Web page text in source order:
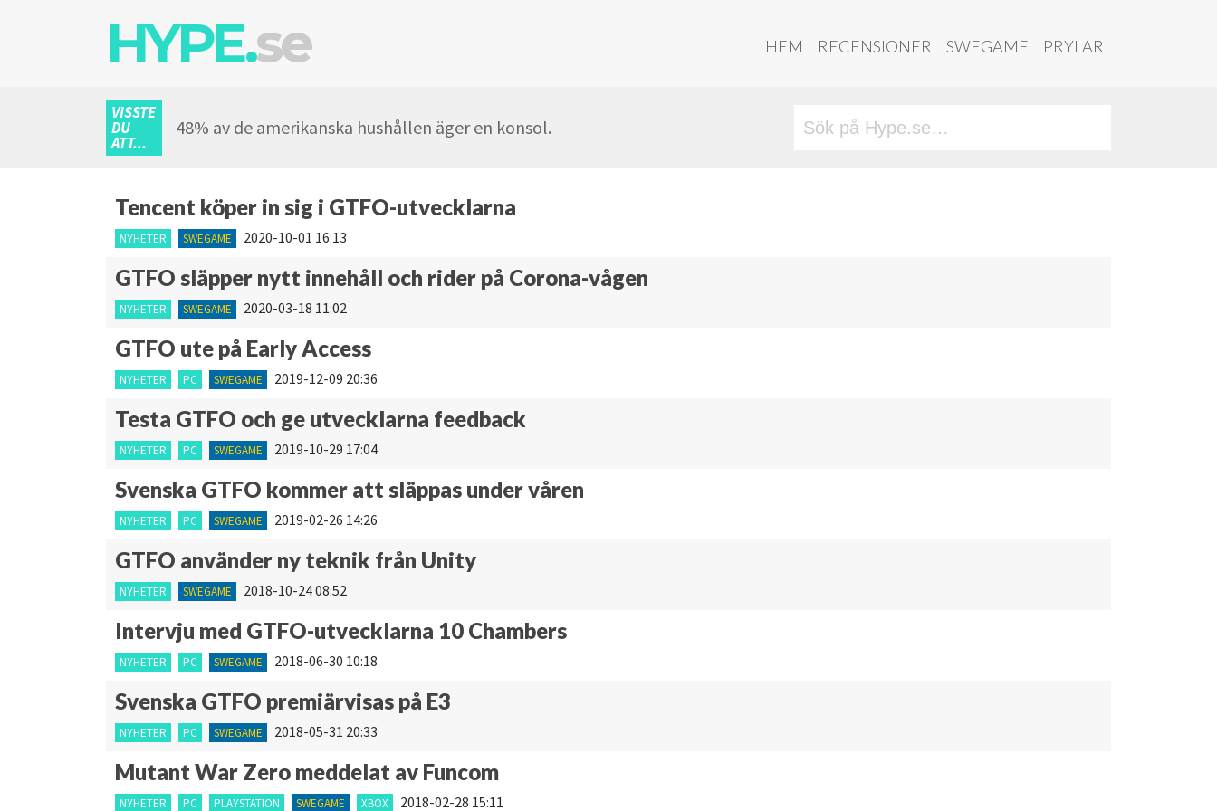
HYPE.se HEM RECENSIONER SWEGAME PRYLAR
VISSTE
DU
ATT...
48% av de amerikanska hushållen äger en konsol.
Tencent köper in sig i GTFO-utvecklarna
NYHETER SWEGAME 2020-10-01 16:13
GTFO släpper nytt innehåll och rider på Corona-vågen
NYHETER SWEGAME 2020-03-18 11:02
GTFO ute på Early Access
NYHETER PC SWEGAME 2019-12-09 20:36
Testa GTFO och ge utvecklarna feedback
NYHETER PC SWEGAME 2019-10-29 17:04
Svenska GTFO kommer att släppas under våren
NYHETER PC SWEGAME 2019-02-26 14:26
GTFO använder ny teknik från Unity
NYHETER SWEGAME 2018-10-24 08:52
Intervju med GTFO-utvecklarna 10 Chambers
NYHETER PC SWEGAME 2018-06-30 10:18
Svenska GTFO premiärvisas på E3
NYHETER PC SWEGAME 2018-05-31 20:33
Mutant War Zero meddelat av Funcom
NYHETER PC PLAYSTATION SWEGAME XBOX 2018-02-28 15:11